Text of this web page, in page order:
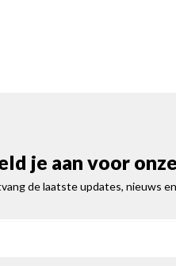
je aan voor
de laatste updates, nieuws